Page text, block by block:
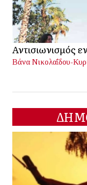
Αντισιωνισμός
Βάνα Νικολαΐδου-